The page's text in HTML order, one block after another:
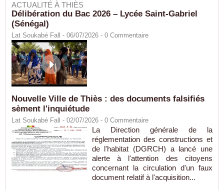
ACTUALITÉ À THIÈS
Délibération du Bac 2026 – Lycée Saint-Gabriel
(Sénégal)
Lat Soukabé Fall - 06/07/2026 - 0 Commentaire
Nouvelle Ville de Thiès : des documents falsifiés
sèment l'inquiétude
Lat Soukabé Fall - 02/07/2026 - 0 Commentaire
La Direction générale de la
réglementation des constructions et
de l'habitat (DGRCH) a lancé une
alerte à l'attention des citoyens
concernant la circulation d'un faux
document relatif à l'acquisition...